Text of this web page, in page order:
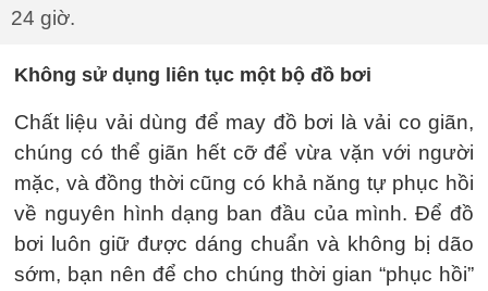
24 giờ.
Không sử dụng liên tục một bộ đồ bơi
Chất liệu vải dùng để may đồ bơi là vải co giãn,
chúng có thể giãn hết cỡ để vừa vặn với người
mặc, và đồng thời cũng có khả năng tự phục hồi
về nguyên hình dạng ban đầu của mình. Để đồ
bơi luôn giữ được dáng chuẩn và không bị dão
sớm, bạn nên để cho chúng thời gian “phục hồi”